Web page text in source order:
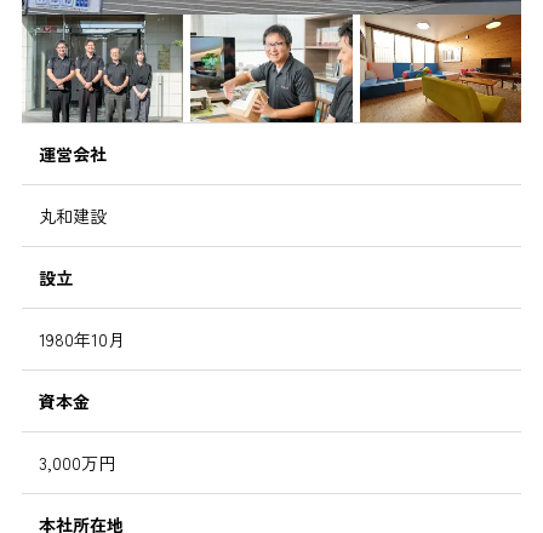
運営会社
丸和建設
設立
1980年10月
資本金
3,000万円
本社所在地